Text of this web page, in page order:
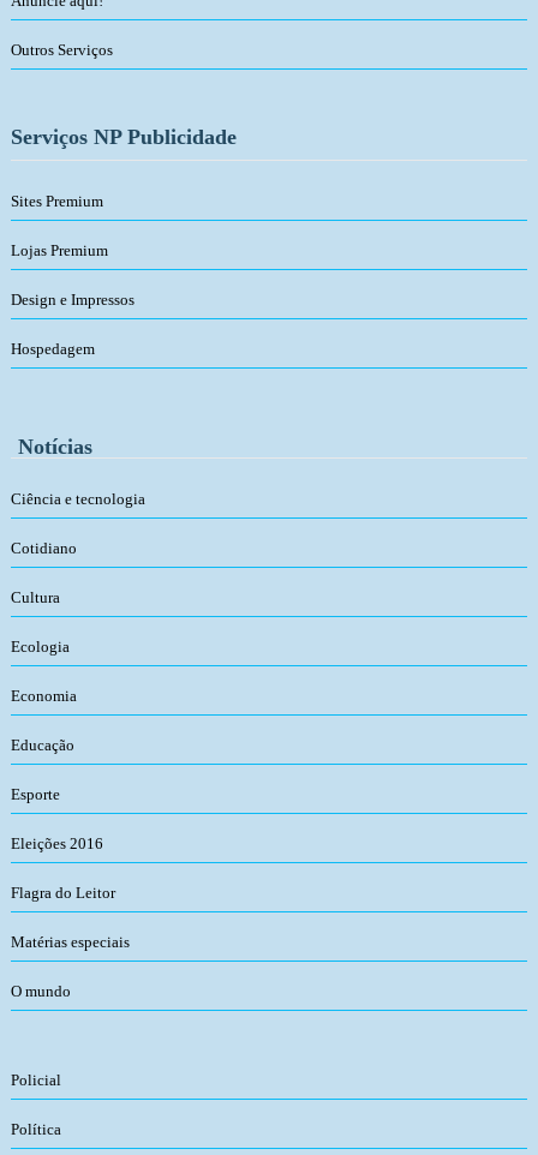
Outros Serviços
Serviços NP Publicidade
Sites Premium
Lojas Premium
Design e Impressos
Hospedagem
Notícias
Ciência e tecnologia
Cotidiano
Cultura
Ecologia
Economia
Educação
Esporte
Eleições 2016
Flagra do Leitor
Matérias especiais
O mundo
Policial
Política